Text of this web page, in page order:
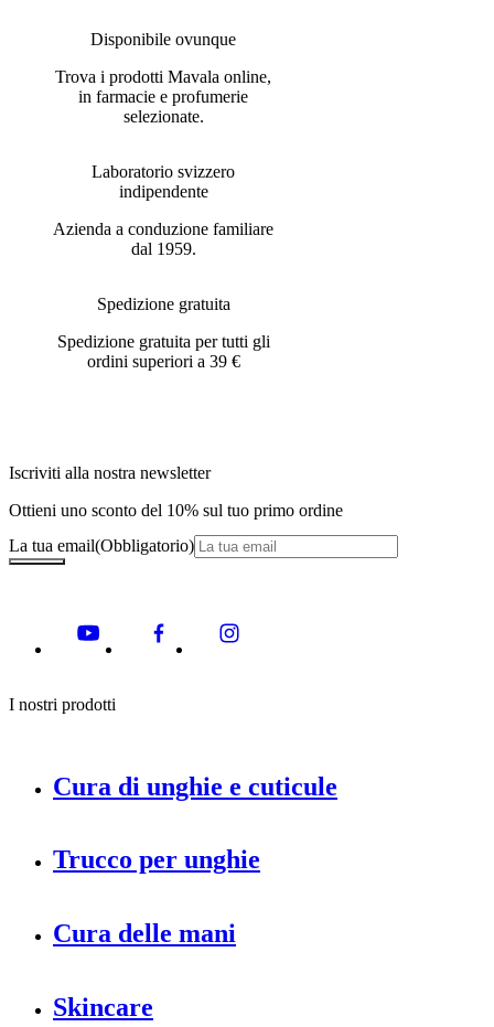
Disponibile ovunque
Trova i prodotti Mavala online,
in farmacie e profumerie
selezionate.
Laboratorio svizzero
indipendente
Azienda a conduzione familiare
dal 1959.
Spedizione gratuita
Spedizione gratuita per tutti gli
ordini superiori a 39 €
Iscriviti alla nostra newsletter
Ottieni uno sconto del 10% sul tuo primo ordine
La tua email(Obbligatorio)
I nostri prodotti
Cura di unghie e cuticule
Trucco per unghie
Cura delle mani
Skincare